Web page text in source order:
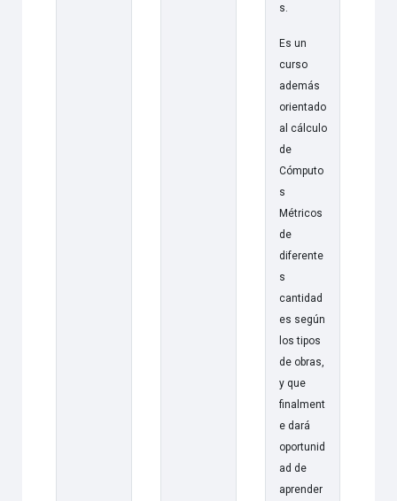
s.
Es un
curso
además
orientado
al cálculo
de
Cómputo
s
Métricos
de
diferente
s
cantidad
es según
los tipos
de obras,
y que
finalment
e dará
oportunid
ad de
aprender